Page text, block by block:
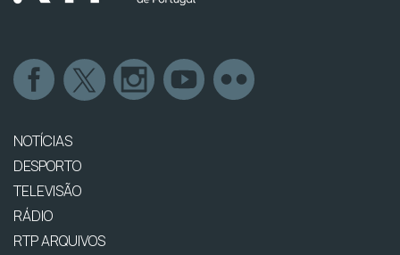
NOTÍCIAS
DESPORTO
TELEVISÃO
RÁDIO
RTP ARQUIVOS